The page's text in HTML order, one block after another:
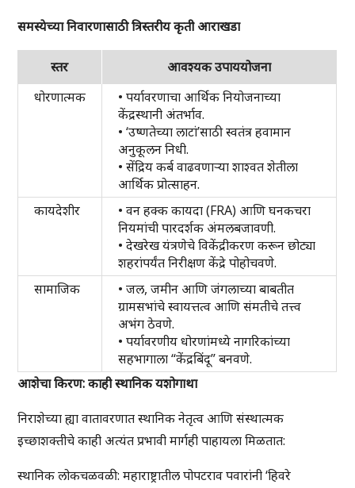
समस्येच्या निवारणासाठी त्रिस्तरीय कृती आराखडा
स्तर आवश्यकउपाययोजना
धोरणात्मक
• पर्यावरणाचा आर्थिक नियोजनाच्या
केंद्रस्थानी अंतर्भाव.
• ‘उष्णतेच्या लाटां’साठी स्वतंत्र हवामान
अनुकूलन निधी.
• सेंद्रिय कर्ब वाढवणाऱ्या शाश्वत शेतीला
आर्थिक प्रोत्साहन.
कायदेशीर
• वन हक्क कायदा (FRA) आणि घनकचरा
नियमांची पारदर्शक अंमलबजावणी.
• देखरेख यंत्रणेचे विकेंद्रीकरण करून छोट्या
शहरांपर्यंत निरीक्षण केंद्रे पोहोचवणे.
सामाजिक
• जल, जमीन आणि जंगलाच्या बाबतीत
ग्रामसभांचे स्वायत्तत्व आणि संमतीचे तत्त्व
अभंग ठेवणे.
• पर्यावरणीय धोरणांमध्ये नागरिकांच्या
सहभागाला “केंद्रबिंदू” बनवणे.
आशेचा किरण: काही स्थानिक यशोगाथा
निराशेच्या ह्या वातावरणात स्थानिक नेतृत्व आणि संस्थात्मक
इच्छाशक्तीचे काही अत्यंत प्रभावी मार्गही पाहायला मिळतात:
स्थानिक लोकचळवळी: महाराष्ट्रातील पोपटराव पवारांनी ‘हिवरे